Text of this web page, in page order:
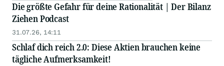
Die größte Gefahr für deine Rationalität | Der Bilanz
Ziehen Podcast
31.07.26, 14:11
Schlaf dich reich 2.0: Diese Aktien brauchen keine
tägliche Aufmerksamkeit!